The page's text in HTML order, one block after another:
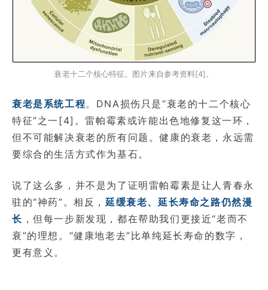
衰老十二个核心特征。图片来自参考资料[4]。
衰老是系统工程。DNA损伤只是“衰老的十二个核心
特征”之一[4]。雷帕霉素或许能出色地修复这一环，
但不可能解决衰老的所有问题。健康的衰老，永远需
要综合的生活方式作为基石。
说了这么多，并不是为了证明雷帕霉素是让人青春永
驻的“神药”。相反， 延缓衰老、延长寿命之路仍然漫
长 ，但每一步新发现，都在帮助我们更接近“老而不
衰”的理想。“健康地老去”比单纯延长寿命的数字，
更有意义。